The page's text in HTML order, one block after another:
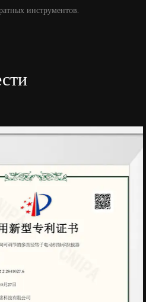
инструментов.